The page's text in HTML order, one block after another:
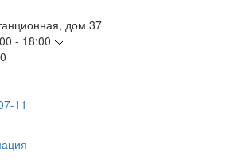
дом 37
- 18:00
11